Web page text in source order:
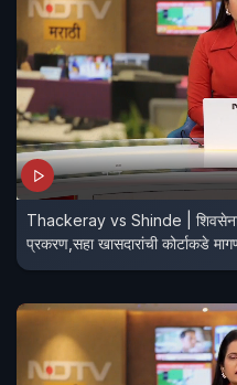
Thackeray vs Shinde | शिवसेना
प्रकरण,सहा खासदारांची कोर्टाकडे